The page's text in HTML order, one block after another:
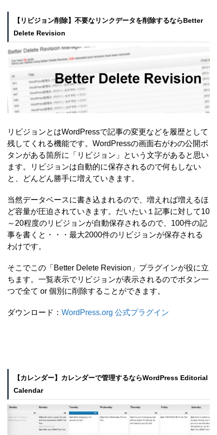
【リビジョン削除】不要なリンクデータを削除するならBetter
Delete Revision
リビジョンとはWordPressで記事の変更などを履歴として
残してくれる機能です。WordPressの画面右がわの公開ボ
タンがある箇所に「リビジョン」という文字があると思い
ます。リビジョンは自動的に保存されるので何もしない
と、どんどん勝手に増えていきます。
当然データベースに書き込まれるので、増えれば増えるほ
ど容量が圧迫されていきます。だいたい１記事に対して10
～20程度のリビジョンが自動保存されるので、100件の記
事を書くと・・・最大2000件のリビジョンが保存される
わけです。
そこでこの「Better Delete Revision」プラグインが役に立
ちます。一覧表示でリビジョンが表示されるのでボタン一
つで全て or 個別に削除することができます。
ダウンロード： WordPress.org 公式プラグイン
【カレンダー】カレンダーで管理するならWordPress Editorial
Calendar